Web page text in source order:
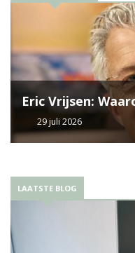
Eric Vrijsen:
29 juli 2026
LAATSTE BLOG